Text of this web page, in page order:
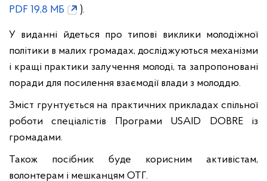
PDF 19,8 МБ
).
У виданні йдеться про типові виклики молодіжної
політики в малих громадах, досліджуються механізми
і кращі практики залучення молоді, та запропоновані
поради для посилення взаємодії влади з молоддю.
Зміст грунтується на практичних прикладах спільної
роботи спеціалістів Програми USAID DOBRE із
громадами.
Також посібник буде корисним активістам,
волонтерам і мешканцям ОТГ.